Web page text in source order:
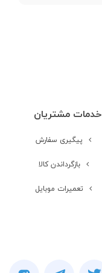
خدمات مشتریان
پیگیری سفارش
بازگرداندن کالا
تعمیرات موبایل